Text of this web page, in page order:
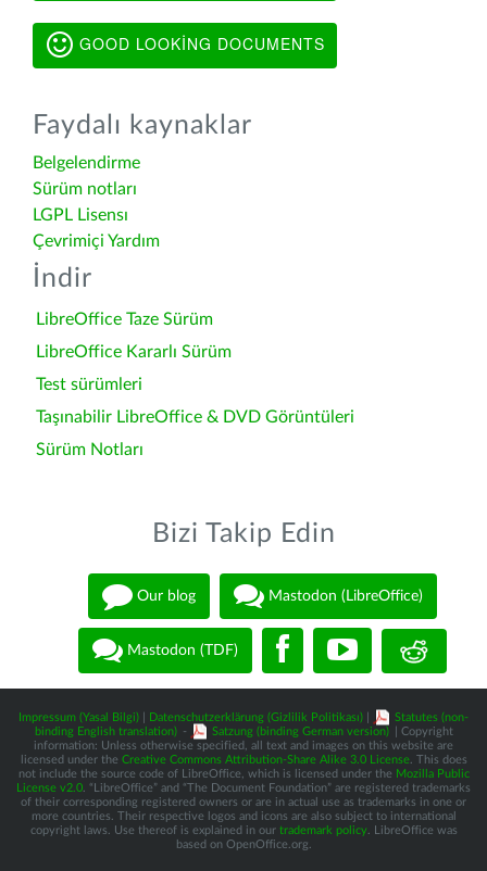
GOOD LOOKING DOCUMENTS
Faydalı kaynaklar
Belgelendirme
Sürüm notları
LGPL Lisensı
Çevrimiçi Yardım
İndir
LibreOffice Taze Sürüm
LibreOffice Kararlı Sürüm
Test sürümleri
Taşınabilir LibreOffice & DVD Görüntüleri
Sürüm Notları
Bizi Takip Edin
Our blog Mastodon (LibreOffice)
Mastodon (TDF)
Impressum (Yasal Bilgi) Datenschutzerklärung (Gizlilik Politikası)
Statutes (non-
binding English translation) - Satzung (binding German version)
| Copyright
information: Unless otherwise specified, all text and images on this website are
licensed under the Creative Commons Attribution-Share Alike 3.0 License. This does
not include the source code of LibreOffice, which is licensed under the Mozilla Public
License v2.0 . “LibreOffice” and “The Document Foundation” are registered trademarks
of their corresponding registered owners or are in actual use as trademarks in one or
more countries. Their respective logos and icons are also subject to international
copyright laws. Use thereof is explained in our trademark policy. LibreOffice was
based on OpenOffice.org.